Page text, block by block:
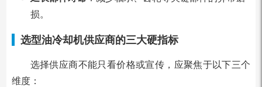
损。
选型油冷却机供应商的三大硬指标
选择供应商不能只看价格或宣传，应聚焦于以下三个
维度：